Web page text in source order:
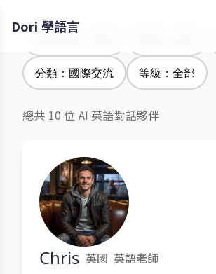
Dori 學語言
分類：國際交流 等級：全部
總共 10 位 AI 英語對話夥伴
Chris 英國 英語老師